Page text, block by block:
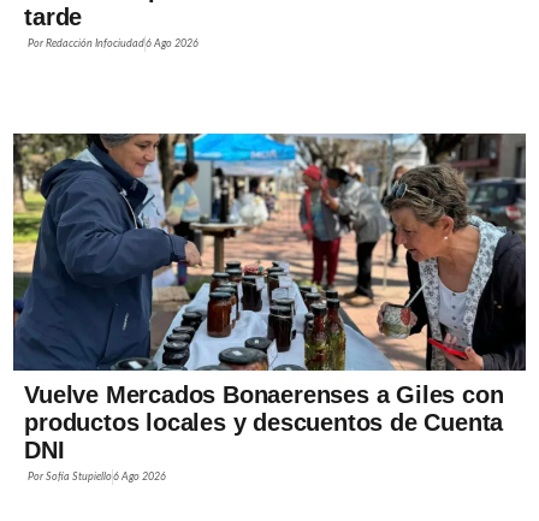
tarde
PorRedacción Infociudad6 Ago 2026
Vuelve Mercados Bonaerenses a Giles con
productos locales y descuentos de Cuenta
DNI
PorSofía Stupiello6 Ago 2026